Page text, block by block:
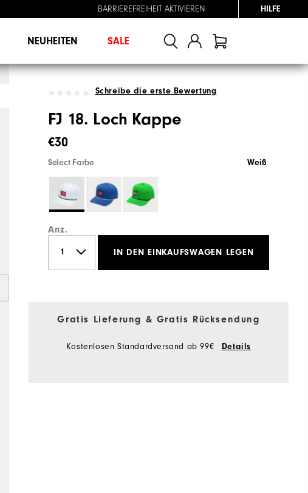
BARRIEREFREIHEIT AKTIVIEREN HILFE
NEUHEITEN SALE
Schreibe die erste Bewertung
FJ 18. Loch Kappe
€30
Select Farbe Weiß
Anz.
IN DEN EINKAUFSWAGEN LEGEN
Gratis Lieferung & Gratis Rücksendung
Kostenlosen Standardversand ab 99€ Details